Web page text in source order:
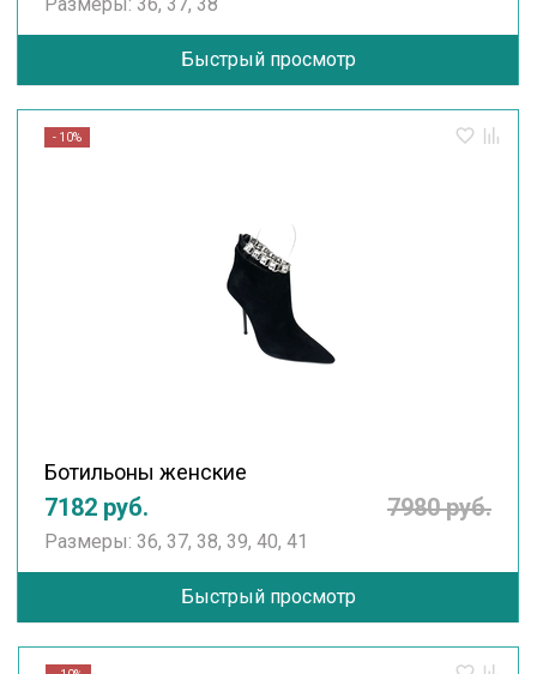
Быстрый просмотр
- 10%
Ботильоны женские
7182 руб. 7980 руб.
Размеры: 36, 37, 38, 39, 40, 41
Быстрый просмотр